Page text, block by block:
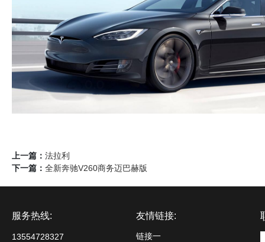
上一篇： 法拉利
下一篇： 全新奔驰V260商务迈巴赫版
服务热线:
13554728327
友情链接:
链接一